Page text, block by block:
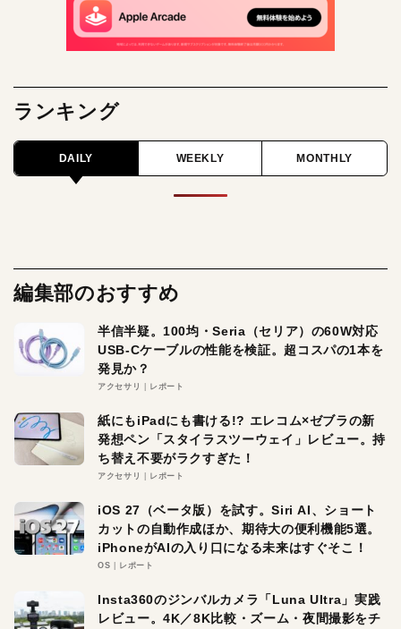
ランキング
DAILY WEEKLY MONTHLY
編集部のおすすめ
半信半疑。100均・Seria（セリア）の60W対応
USB-Cケーブルの性能を検証。超コスパの1本を
発見か？
アクセサリ レポート
紙にもiPadにも書ける!? エレコム×ゼブラの新
発想ペン「スタイラスツーウェイ」レビュー。持
ち替え不要がラクすぎた！
アクセサリ レポート
iOS 27（ベータ版）を試す。Siri AI、ショート
カットの自動作成ほか、期待大の便利機能5選。
iPhoneがAIの入り口になる未来はすぐそこ！
OS レポート
Insta360のジンバルカメラ「Luna Ultra」実践
レビュー。4K／8K比較・ズーム・夜間撮影をチ